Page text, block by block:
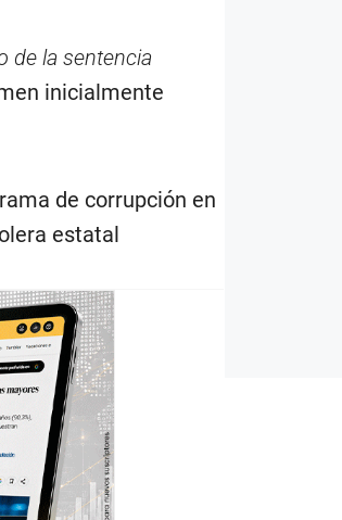
de la sentencia
inicialmente
de corrupción en
estatal